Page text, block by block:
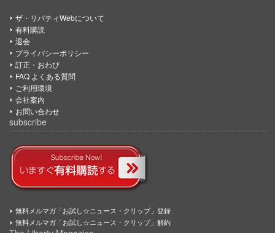
ザ・リバティWebについて
有料購読
退会
プライバシーポリシー
訂正・おわび
FAQ よくある質問
ご利用環境
会社案内
お問い合わせ
subscribe
無料メルマガ「お試し☆ニュース・クリップ」登録
無料メルマガ「お試し☆ニュース・クリップ」解約